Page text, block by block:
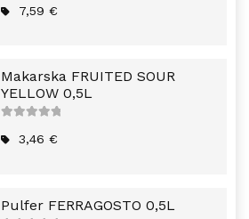
5
7,59€
Makarska FRUITED SOUR
YELLOW 0,5L
5
3,46€
Pulfer FERRAGOSTO 0,5L